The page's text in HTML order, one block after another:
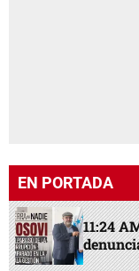
EN PORTADA
11:24